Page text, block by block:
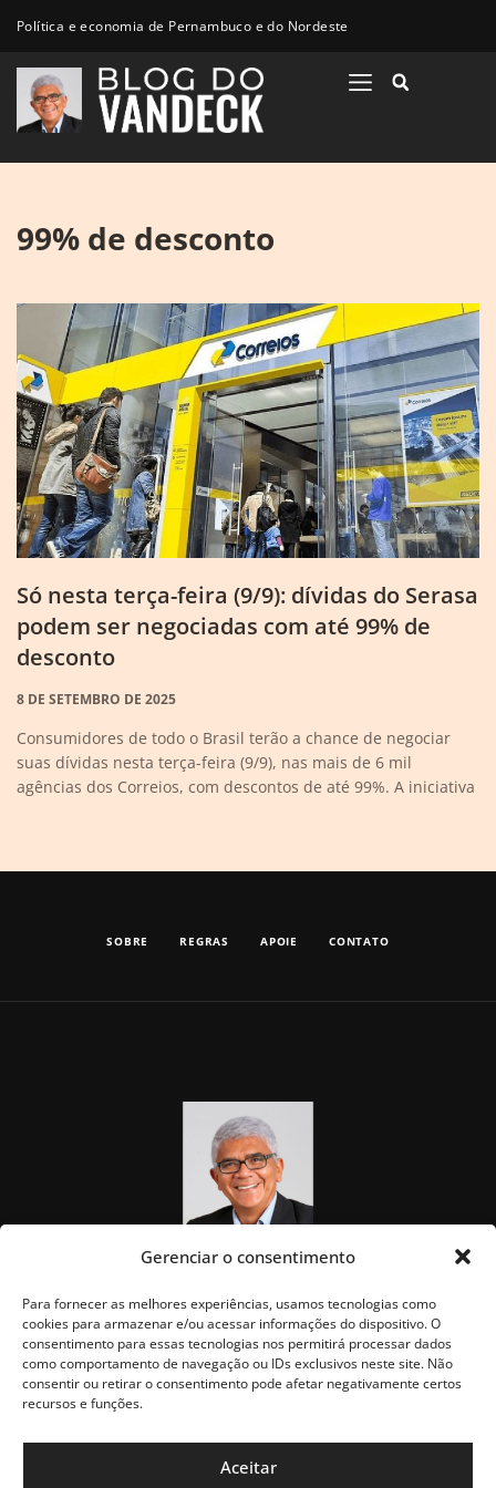
Gerenciar o consentimento
Para fornecer as melhores experiências, usamos tecnologias como
cookies para armazenar e/ou acessar informações do dispositivo. O
consentimento para essas tecnologias nos permitirá processar dados
como comportamento de navegação ou IDs exclusivos neste site. Não
consentir ou retirar o consentimento pode afetar negativamente certos
recursos e funções.
Aceitar
Política e economia de Pernambuco e do Nordeste
99% de desconto
Só nesta terça-feira (9/9): dívidas do Serasa
podem ser negociadas com até 99% de
desconto
8 DE SETEMBRO DE 2025
Consumidores de todo o Brasil terão a chance de negociar
suas dívidas nesta terça-feira (9/9), nas mais de 6 mil
agências dos Correios, com descontos de até 99%. A iniciativa
SOBRE REGRAS APOIE CONTATO